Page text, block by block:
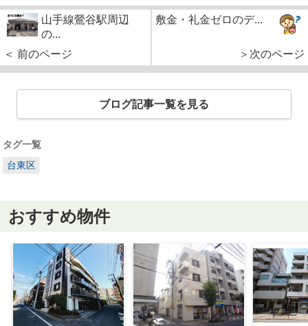
山手線鶯谷駅周辺
の...
＜ 前のページ
敷金・礼金ゼロのデ...
＞次のページ
ブログ記事一覧を見る
タグ一覧
台東区
おすすめ物件